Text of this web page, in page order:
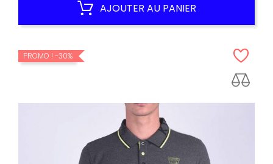
AJOUTER AU PANIER
PROMO ! -30%